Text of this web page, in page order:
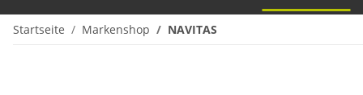
Startseite Markenshop NAVITAS